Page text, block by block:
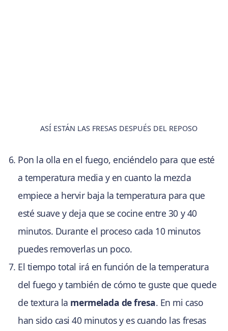
ASÍ ESTÁN LAS FRESAS DESPUÉS DEL REPOSO
Pon la olla en el fuego, enciéndelo para que esté
a temperatura media y en cuanto la mezcla
empiece a hervir baja la temperatura para que
esté suave y deja que se cocine entre 30 y 40
minutos. Durante el proceso cada 10 minutos
puedes removerlas un poco.
El tiempo total irá en función de la temperatura
del fuego y también de cómo te guste que quede
de textura la mermelada de fresa. En mi caso
han sido casi 40 minutos y es cuando las fresas